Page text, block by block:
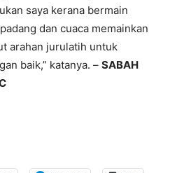
saya kerana bermain
dan cuaca memainkan
arahan jurulatih untuk
baik,” katanya. – SABAH